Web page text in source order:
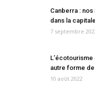
Canberra :
dans la capitale
7 septembre
L’écotourisme
autre forme
10 août 2022